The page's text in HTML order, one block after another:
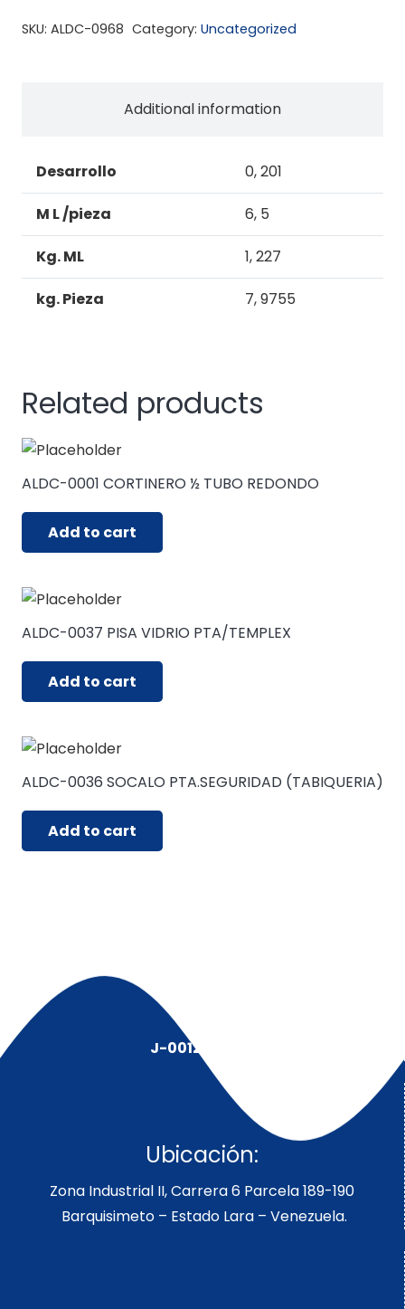
SKU: ALDC-0968 Category: Uncategorized
Additional information
Desarrollo 0, 201
M L /pieza 6, 5
Kg. ML 1, 227
kg. Pieza 7, 9755
Related products
ALDC-0001 CORTINERO ½ TUBO REDONDO
Add to cart
ALDC-0037 PISA VIDRIO PTA/TEMPLEX
Add to cart
ALDC-0036 SOCALO PTA.SEGURIDAD (TABIQUERIA)
Add to cart
J-00128491-5
Ubicación:
Zona Industrial II, Carrera 6 Parcela 189-190
Barquisimeto – Estado Lara – Venezuela.